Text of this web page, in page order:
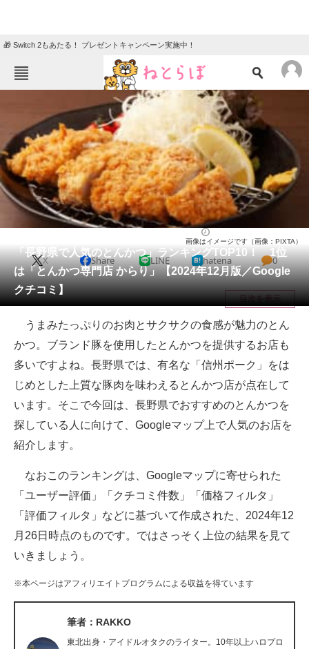
🎁 Switch 2もあたる！ プレゼントキャンペーン実施中！
ニュース
エンタメ クイズ
グルメ 地域
住まい 教育・育児
リサーチ
会員記事
メディア
注目記事を集めた総合ページ
ITの今と未来を見通す
スマホと通信の最新トレンド
進化するPCとデバイスの未来
好きが集まる 比べて選べる
企業ITのトレンドを詳説
ITエンジニア向け専門サイト
企業向けIT製品の総合サイト
「長野県で人気のとんかつ」ランキングTOP10！ 1位
は「とんかつ専門店 からり」【2024年12月版／Google
クチコミ】
画像はイメージです（画像：PIXTA）
X Share LINE hatena 0
目次を表示
うまみたっぷりのお肉とサクサクの食感が魅力のとん
かつ。ブランド豚を使用したとんかつを提供するお店も
多いですよね。長野県では、有名な「信州ポーク」をは
じめとした上質な豚肉を味わえるとんかつ店が点在して
います。そこで今回は、長野県でおすすめのとんかつを
探している人に向けて、Googleマップ上で人気のお店を
紹介します。
なおこのランキングは、Googleマップに寄せられた
「ユーザー評価」「クチコミ件数」「価格フィルタ」
「評価フィルタ」などに基づいて作成された、2024年12
月26日時点のものです。ではさっそく上位の結果を見て
いきましょう。
※本ページはアフィリエイトプログラムによる収益を得ています
筆者：RAKKO
東北出身・アイドルオタクのライター。10年以上ハロプロ